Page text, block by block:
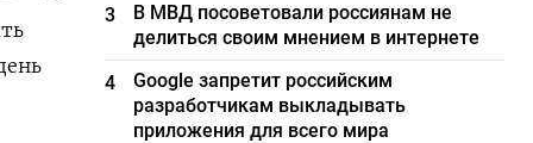
3
В МВД посоветовали россиянам не
делиться своим мнением в интернете
4
Google запретит российским
разработчикам выкладывать
приложения для всего мира